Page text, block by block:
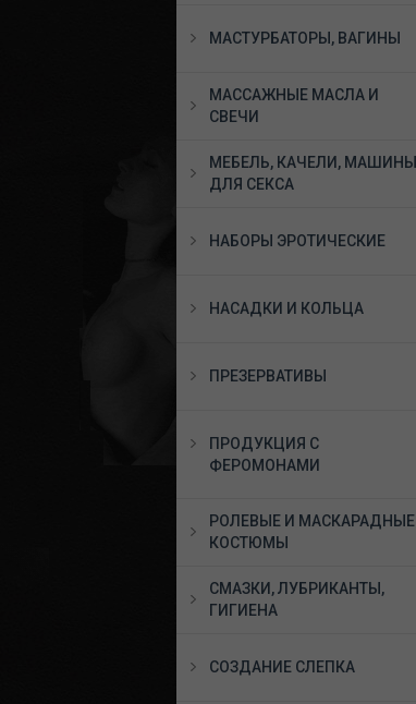
МАСТУРБАТОРЫ, ВАГИНЫ
МАССАЖНЫЕ МАСЛА И
СВЕЧИ
МЕБЕЛЬ, КАЧЕЛИ, МАШИНЫ
ДЛЯ СЕКСА
НАБОРЫ ЭРОТИЧЕСКИЕ
НАСАДКИ И КОЛЬЦА
ПРЕЗЕРВАТИВЫ
ПРОДУКЦИЯ С
ФЕРОМОНАМИ
РОЛЕВЫЕ И МАСКАРАДНЫЕ
КОСТЮМЫ
СМАЗКИ, ЛУБРИКАНТЫ,
ГИГИЕНА
СОЗДАНИЕ СЛЕПКА
стимулятор Pulse Lite
(Вибратор Nova 2 +
виброкольцо Pivot),